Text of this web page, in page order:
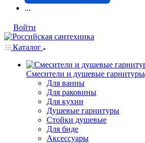
...
Войти
Каталог
Смесители и душевые гарнитуры
Для ванны
Для раковины
Для кухни
Душевые гарнитуры
Стойки душевые
Для биде
Аксессуары